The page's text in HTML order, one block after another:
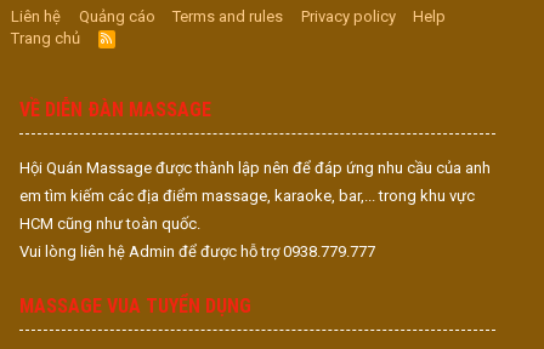
Liên hệ
Quảng cáo Terms and rules Privacy policy
Help
Trang chủ
R
S
VỀ DIỄN ĐÀN MASSAGE
Hội Quán Massage được thành lập nên để đáp ứng nhu cầu của anh
em tìm kiếm các địa điểm massage, karaoke, bar,... trong khu vực
HCM cũng như toàn quốc.
Vui lòng liên hệ Admin để được hỗ trợ 0938.779.777
MASSAGE VUA TUYỂN DỤNG